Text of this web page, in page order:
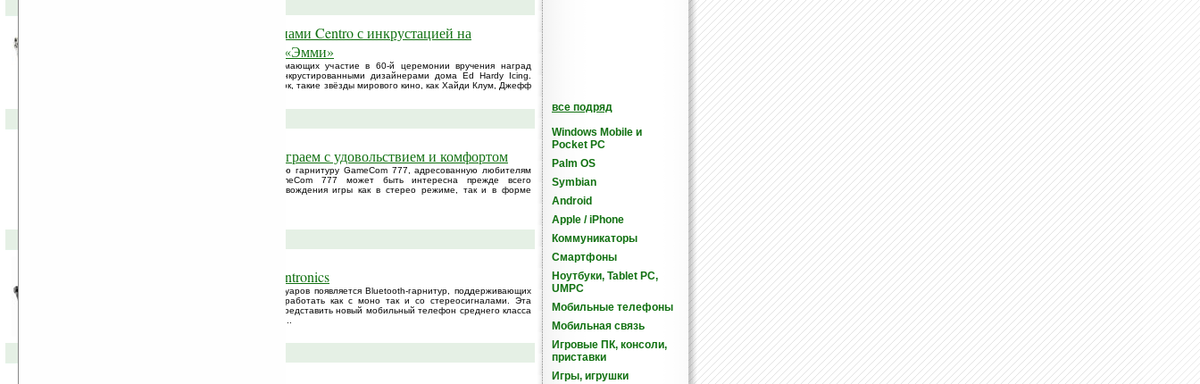
Palm оснащает звёзд смартфонами Centro с инкрустацией на
церемонии вручения премии «Эмми»
Компания Palm оснащает звёзд, принимающих участие в 60-й церемонии вручения наград
«Эмми» смартфонами Centro «Iced», инкрустированными дизайнерами дома Ed Hardy Icing.
Благодаря сотрудничеству этих двух марок, такие звёзды мирового кино, как Хайди Клум, Джефф
Гарнитура GameCom 777 — играем с удовольствием и комфортом
Компания Plantronics анонсировала новую гарнитуру GameCom 777, адресованную любителям
компьютерных игр. Для геймера GameCom 777 может быть интересна прежде всего
способностью передачи звукового сопровождения игры как в стерео режиме, так и в форме
Интересные гарнитуры от Plantronics
Все больше на рынке мобильных аксессуаров появляется Bluetooth-гарнитур, поддерживающих
стандарт A2DP и способных при этом работать как с моно так и со стереосигналами. Эта
тенденция понятна. Сейчас уже трудно представить новый мобильный телефон среднего класса
все подряд
Windows Mobile и
Pocket PC
Palm OS
Symbian
Android
Apple / iPhone
Коммуникаторы
Смартфоны
Ноутбуки, Tablet PC,
UMPC
Мобильные телефоны
Мобильная связь
Игровые ПК, консоли,
приставки
Игры, игрушки